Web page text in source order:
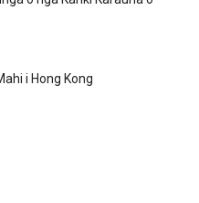
i Hong Kong